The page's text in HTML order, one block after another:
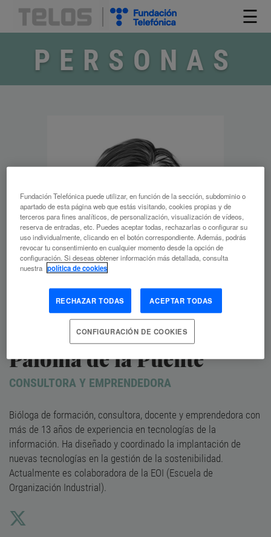
☰
PERSONAS
Paloma de la Puente
CONSULTORA Y EMPRENDEDORA
Bióloga de formación, consultora, docente y emprendedora con
más de 13 años de experiencia en tecnologías de la
información. Ha diseñado y coordinado la implantación de
nuevas tecnologías en la gestión de la sostenibilidad.
Actualmente es colaboradora de la EOI (Escuela de
Organización Industrial).
Fundación Telefónica puede utilizar, en función de la sección, subdominio o
apartado de esta página web que estás visitando, cookies propias y de
terceros para fines analíticos, de personalización, visualización de vídeos,
reserva de entradas, etc. Puedes aceptar todas, rechazarlas o configurar su
uso individualmente, clicando en el botón correspondiente. Además, podrás
revocar tu consentimiento en cualquier momento desde la opción de
configuración. Si deseas obtener información más detallada, consulta
nuestra política de cookies
RECHAZAR TODAS ACEPTAR TODAS
CONFIGURACIÓN DE COOKIES